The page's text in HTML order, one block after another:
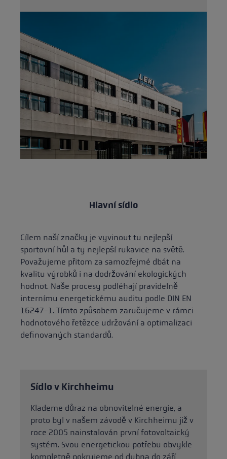
Hlavní sídlo
Cílem naší značky je vyvinout tu nejlepší
sportovní hůl a ty nejlepší rukavice na světě.
Považujeme přitom za samozřejmé dbát na
kvalitu výrobků i na dodržování ekologických
hodnot. Naše procesy podléhají pravidelně
internímu energetickému auditu podle DIN EN
16247-1. Tímto způsobem zaručujeme v rámci
hodnotového řetězce udržování a optimalizaci
definovaných standardů.
Sídlo v Kirchheimu
Klademe důraz na obnovitelné energie, a
proto byl v našem závodě v Kirchheimu již v
roce 2005 nainstalován první fotovoltaický
systém. Svou energetickou potřebu obvykle
kompletně pokryjeme od dubna do září